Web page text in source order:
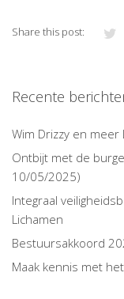
Share this post:
Recente
Wim Drizzy en meer
Ontbijt met de
10/05/2025)
Integraal
Lichamen
Bestuursakkoord
Maak kennis met